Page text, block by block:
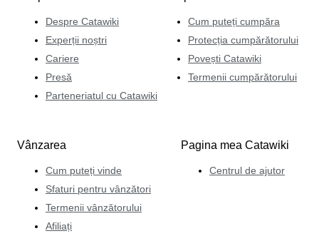
Despre Catawiki
Experții noștri
Cariere
Presă
Parteneriatul cu Catawiki
Cum puteți cumpăra
Protecția cumpărătorului
Povești Catawiki
Termenii cumpărătorului
Vânzarea
Cum puteți vinde
Sfaturi pentru vânzători
Termenii vânzătorului
Afiliați
Pagina mea Catawiki
Centrul de ajutor